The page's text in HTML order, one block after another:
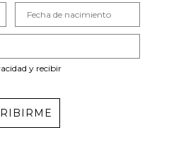
y recibir